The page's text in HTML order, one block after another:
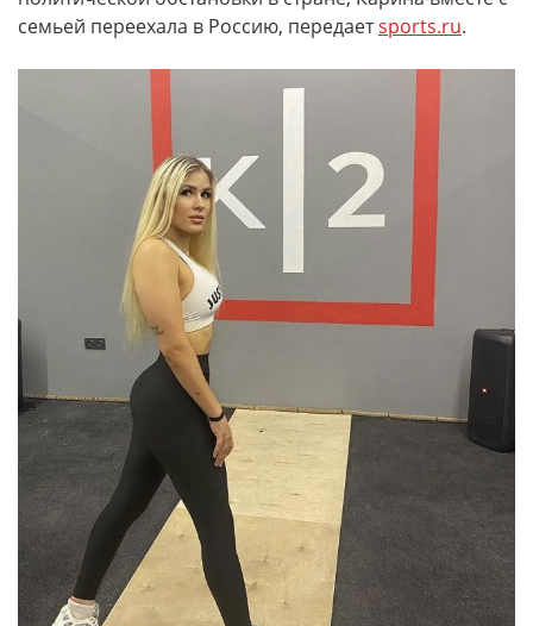
семьей переехала в Россию, передаетsports.ru.